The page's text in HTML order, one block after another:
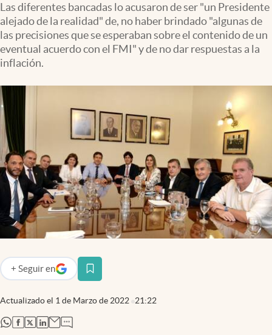
Apertura
Infotechnology
Clase
Clima
Mundial 2026
Eventos Corporativos
El Cronista Studio
Mediakit
abre en nueva pestaña
Argentina
Las diferentes bancadas lo acusaron de ser "un Presidente
alejado de la realidad" de, no haber brindado "algunas de
las precisiones que se esperaban sobre el contenido de un
eventual acuerdo con el FMI" y de no dar respuestas a la
inflación.
Actualizado el 1 de Marzo de 2022 21:22
+ Seguir en
abre en nueva pestaña
abre en nueva pestaña
abre en nueva pestaña
abre en nueva pestaña
abre en nueva pestaña